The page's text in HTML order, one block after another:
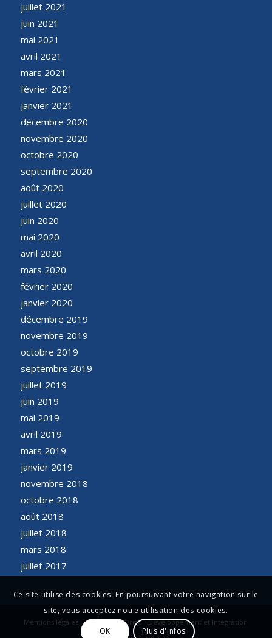
juillet 2021
juin 2021
mai 2021
avril 2021
mars 2021
février 2021
janvier 2021
décembre 2020
novembre 2020
octobre 2020
septembre 2020
août 2020
juillet 2020
juin 2020
mai 2020
avril 2020
mars 2020
février 2020
janvier 2020
décembre 2019
novembre 2019
octobre 2019
septembre 2019
juillet 2019
juin 2019
mai 2019
avril 2019
mars 2019
janvier 2019
novembre 2018
octobre 2018
août 2018
juillet 2018
mars 2018
juillet 2017
Mentions légales - Conception Origo - Développement et Intégration
Ce site utilise des cookies. En poursuivant votre navigation sur le
site, vous acceptez notre utilisation des cookies.
OK Plus d'infos